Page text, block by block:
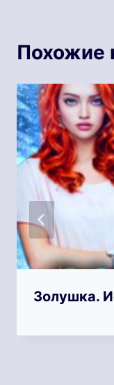
Похожие
Золушка.